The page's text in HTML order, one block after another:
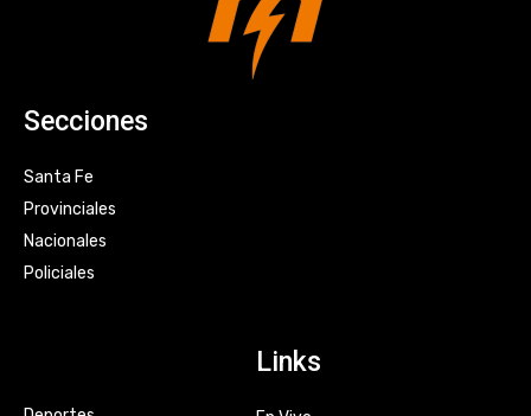
Secciones
Santa Fe
Provinciales
Nacionales
Policiales
Links